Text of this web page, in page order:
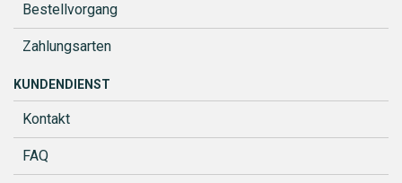
Bestellvorgang
Zahlungsarten
KUNDENDIENST
Kontakt
FAQ